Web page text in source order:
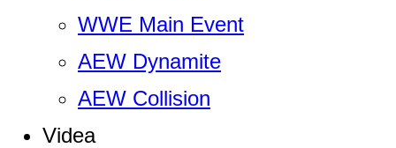
WWE Main Event
AEW Dynamite
AEW Collision
Videa